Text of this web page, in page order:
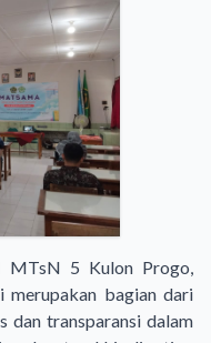
MTsN 5 Kulon Progo,
merupakan bagian dari
dan transparansi dalam